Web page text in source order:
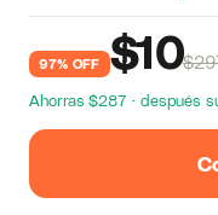
97% OFF $10
Ahorras $287 · después